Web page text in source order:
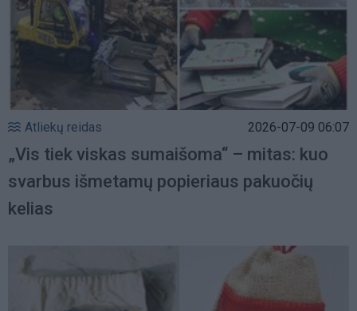
Atliekų reidas 2026-07-09 06:07
„Vis tiek viskas sumaišoma“ – mitas: kuo
svarbus išmetamų popieriaus pakuočių
kelias